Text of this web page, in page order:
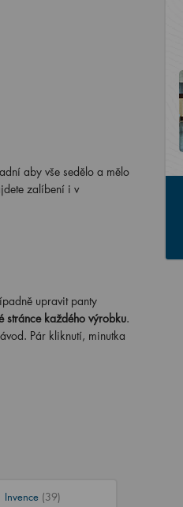
aby vše sedělo a mělo
zalíbení i v
upravit panty
stránce každého výrobku.
Pár kliknutí, minutka
Invence (39)